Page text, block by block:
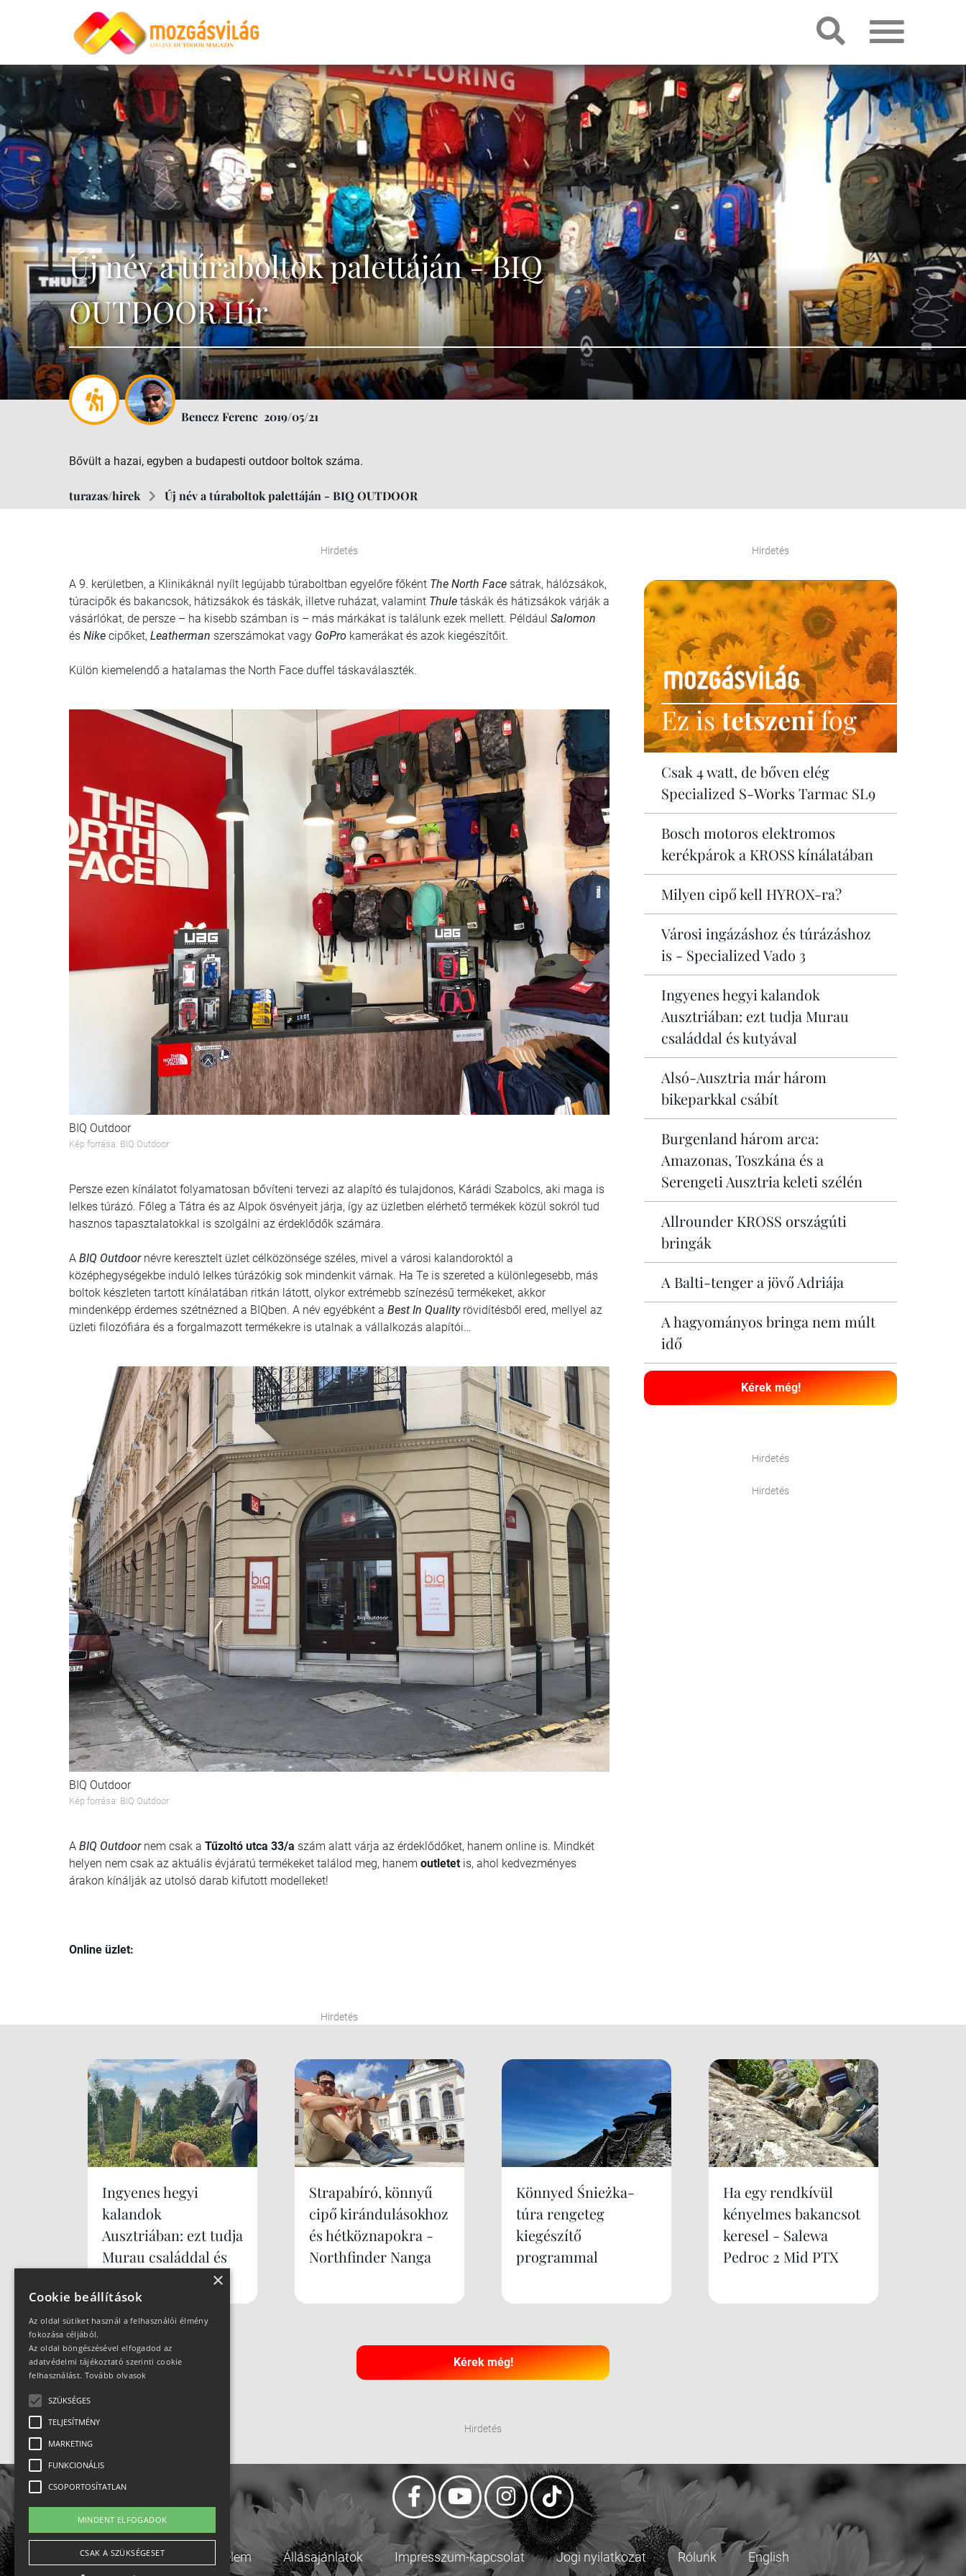
Új név a túraboltok palettáján - BIQ
OUTDOOR Hír
Benecz Ferenc 2019/05/21
Bővült a hazai, egyben a budapesti outdoor boltok száma.
turazas/hirek Új név a túraboltok palettáján - BIQ OUTDOOR
Hirdetés
A 9. kerületben, a Klinikáknál nyílt legújabb túraboltban egyelőre főként The North Face sátrak, hálózsákok,
túracipők és bakancsok, hátizsákok és táskák, illetve ruházat, valamint Thule táskák és hátizsákok várják a
vásárlókat, de persze – ha kisebb számban is – más márkákat is találunk ezek mellett. Például Salomon
és Nike cipőket, Leatherman szerszámokat vagy GoPro kamerákat és azok kiegészítőit.
Külön kiemelendő a hatalamas the North Face duffel táskaválaszték.
BIQ Outdoor
Kép forrása: BIQ Outdoor
Persze ezen kínálatot folyamatosan bővíteni tervezi az alapító és tulajdonos, Kárádi Szabolcs, aki maga is
lelkes túrázó. Főleg a Tátra és az Alpok ösvényeit járja, így az üzletben elérhető termékek közül sokról tud
hasznos tapasztalatokkal is szolgálni az érdeklődők számára.
A BIQ Outdoornévre keresztelt üzlet célközönsége széles, mivel a városi kalandoroktól a
középhegységekbe induló lelkes túrázókig sok mindenkit várnak. Ha Te is szereted a különlegesebb, más
boltok készleten tartott kínálatában ritkán látott, olykor extrémebb színezésű termékeket, akkor
mindenképp érdemes szétnézned a BIQben. A név egyébként a Best In Qualityrövidítésből ered, mellyel az
üzleti filozófiára és a forgalmazott termékekre is utalnak a vállalkozás alapítói…
BIQ Outdoor
Kép forrása: BIQ Outdoor
A BIQ Outdoornem csak a Tűzoltó utca 33/a szám alatt várja az érdeklődőket, hanem online is. Mindkét
helyen nem csak az aktuális évjáratú termékeket találod meg, hanem outletet is, ahol kedvezményes
árakon kínálják az utolsó darab kifutott modelleket!
Online üzlet:
Hirdetés
Hirdetés
Ez istetszenifog
Csak 4 watt, de bőven elég
Specialized S-Works Tarmac SL9
Bosch motoros elektromos
kerékpárok a KROSS kínálatában
Milyen cipő kell HYROX-ra?
Városi ingázáshoz és túrázáshoz
is - Specialized Vado 3
Ingyenes hegyi kalandok
Ausztriában: ezt tudja Murau
családdal és kutyával
Alsó-Ausztria már három
bikeparkkal csábít
Burgenland három arca:
Amazonas, Toszkána és a
Serengeti Ausztria keleti szélén
Allrounder KROSS országúti
bringák
A Balti-tenger a jövő Adriája
A hagyományos bringa nem múlt
idő
Kérek még!
Hirdetés
Hirdetés
Ingyenes hegyi
kalandok
Ausztriában: ezt tudja
Murau családdal és
Strapabíró, könnyű
cipő kirándulásokhoz
és hétköznapokra -
Northfinder Nanga
Könnyed Śnieżka-
túra rengeteg
kiegészítő
programmal
Ha egy rendkívül
kényelmes bakancsot
keresel - Salewa
Pedroc 2 Mid PTX
Kérek még!
Hirdetés
Adatvédelem Állásajánlatok Impresszum-kapcsolat Jogi nyilatkozat Rólunk English
×
Cookie beállítások
Az oldal sütiket használ a felhasználói élmény
fokozása céljából.
Az oldal böngészésével elfogadod az
adatvédelmi tájékoztató szerinti cookie
felhasználást. Tovább olvasok
SZÜKSÉGES
TELJESÍTMÉNY
MARKETING
FUNKCIONÁLIS
CSOPORTOSÍTATLAN
MINDENT ELFOGADOK
CSAK A SZÜKSÉGESET